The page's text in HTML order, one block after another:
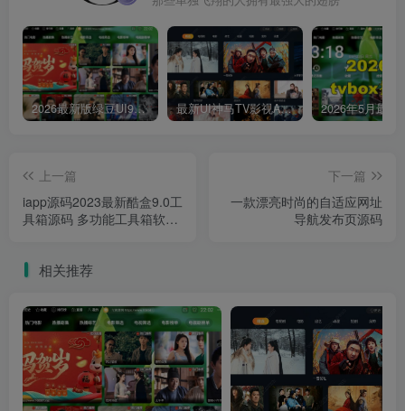
2026最新版绿豆UI9双端影视APP源码 最新UI神马TV影视APP源码 乐檬影视苹果CMS后台 包含前后端源码
上一篇
iapp源码2023最新酷盒9.0工
具箱源码 多功能工具箱软件
下一篇
一款漂亮时尚的自适应网址
导航发布页源码
相关推荐